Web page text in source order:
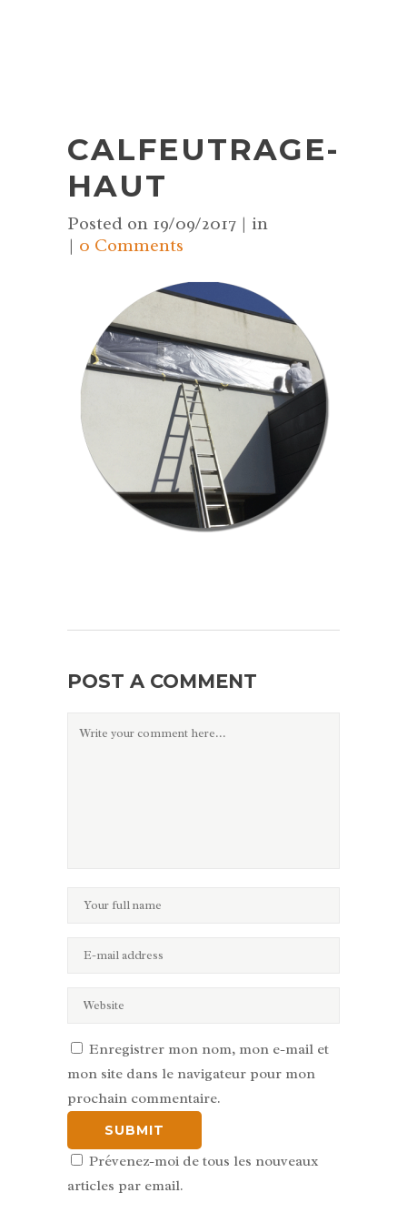
CALFEUTRAGE-
HAUT
Posted on 19/09/2017
in
0 Comments
POST A COMMENT
Enregistrer mon nom, mon e-mail et
mon site dans le navigateur pour mon
prochain commentaire.
Prévenez-moi de tous les nouveaux
articles par email.